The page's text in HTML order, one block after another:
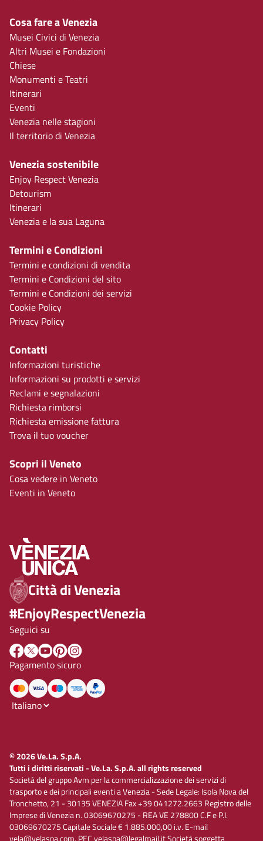
Cosa fare a Venezia
Musei Civici di Venezia
Altri Musei e Fondazioni
Chiese
Monumenti e Teatri
Itinerari
Eventi
Venezia nelle stagioni
Il territorio di Venezia
Venezia sostenibile
Enjoy Respect Venezia
Detourism
Itinerari
Venezia e la sua Laguna
Termini e Condizioni
Termini e condizioni di vendita
Termini e Condizioni del sito
Termini e Condizioni dei servizi
Cookie Policy
Privacy Policy
Contatti
Informazioni turistiche
Informazioni su prodotti e servizi
Reclami e segnalazioni
Richiesta rimborsi
Richiesta emissione fattura
Trova il tuo voucher
Scopri il Veneto
Cosa vedere in Veneto
Eventi in Veneto
Città di Venezia
#EnjoyRespectVenezia
Seguici su
Pagamento sicuro
© 2026 Ve.La. S.p.A.
Tutti i diritti riservati - Ve.La. S.p.A. all rights reserved
Società del gruppo Avm per la commercializzazione dei servizi di
trasporto e dei principali eventi a Venezia - Sede Legale: Isola Nova del
Tronchetto, 21 - 30135 VENEZIA Fax +39 041272.2663 Registro delle
Imprese di Venezia n. 03069670275 - REA VE 278800 C.F e P.I.
03069670275 Capitale Sociale € 1.885.000,00 i.v. E-mail
vela@velaspa.com. PEC velaspa@legalmail.it Società soggetta